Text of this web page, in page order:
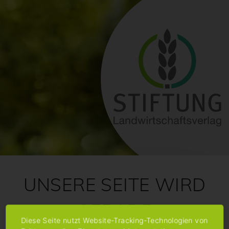
UNSERE SEITE WIRD
GERADE
Diese Seite nutzt Website-Tracking-Technologien von